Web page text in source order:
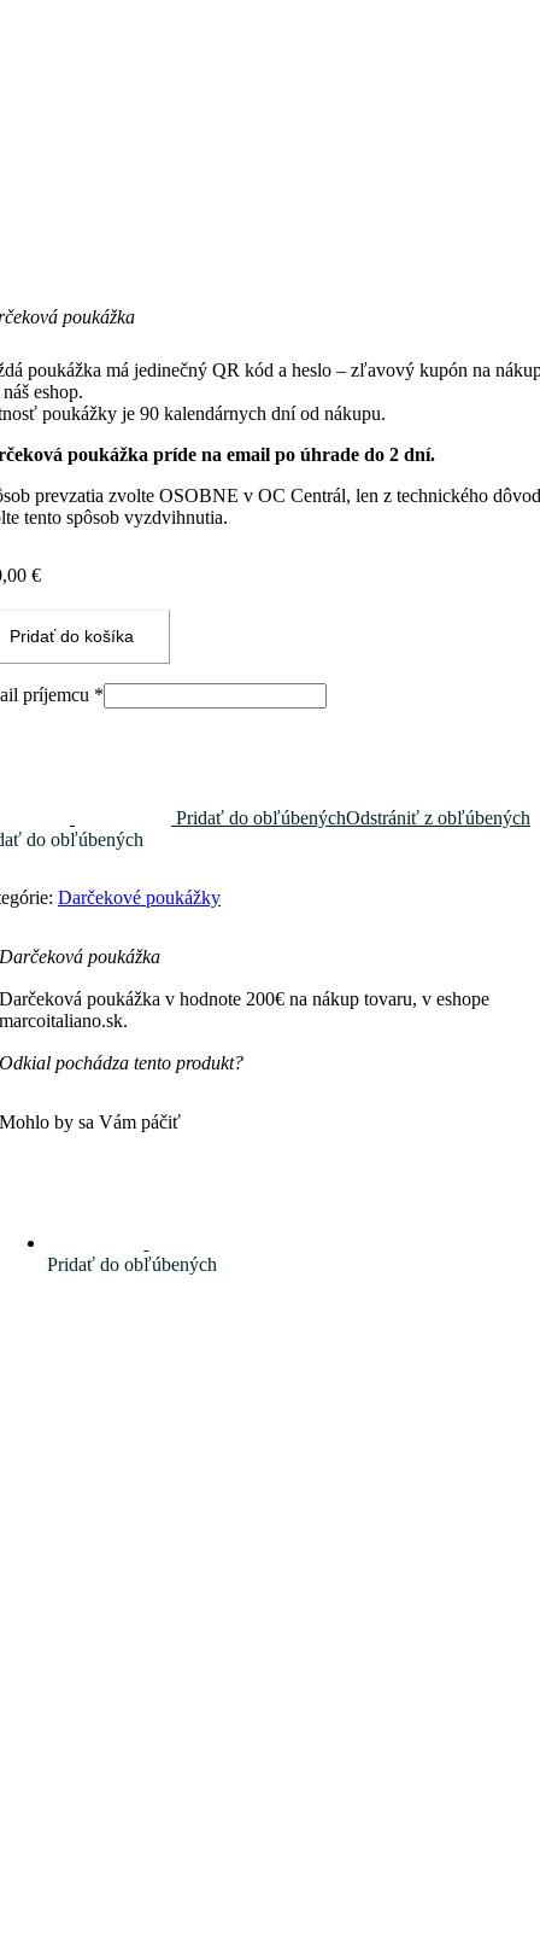
poukážka
poukážka má jedinečný QR kód a heslo – zľavový kupón na
eshop.
poukážky je 90 kalendárnych dní od nákupu.
poukážka príde na email po úhrade do 2 dní.
prevzatia zvolte OSOBNE v OC Centrál, len z technického
tento spôsob vyzdvihnutia.
€
Pridať do košíka
príjemcu *
Pridať do obľúbenýchOdstrániť z obľúbených
do obľúbených
Darčekové poukážky
Darčeková poukážka
Darčeková poukážka v hodnote 200€ na nákup tovaru, v eshope
marcoitaliano.sk.
Odkial pochádza tento produkt?
Mohlo by sa Vám páčiť
Pridať do obľúbených